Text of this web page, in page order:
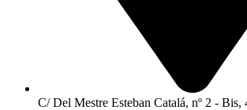
C/ Del Mestre Esteban Catalá, nº 2 - Bis,